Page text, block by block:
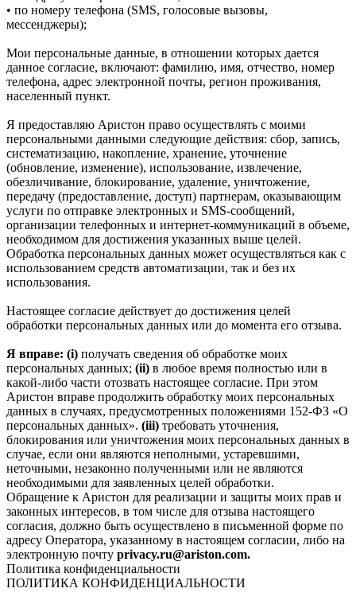
• по номеру телефона (SMS, голосовые вызовы,
мессенджеры);
Мои персональные данные, в отношении которых дается
данное согласие, включают: фамилию, имя, отчество, номер
телефона, адрес электронной почты, регион проживания,
населенный пункт.
Я предоставляю Аристон право осуществлять с моими
персональными данными следующие действия: сбор, запись,
систематизацию, накопление, хранение, уточнение
(обновление, изменение), использование, извлечение,
обезличивание, блокирование, удаление, уничтожение,
передачу (предоставление, доступ) партнерам, оказывающим
услуги по отправке электронных и SMS‑сообщений,
организации телефонных и интернет‑коммуникаций в объеме,
необходимом для достижения указанных выше целей.
Обработка персональных данных может осуществляться как с
использованием средств автоматизации, так и без их
использования.
Настоящее согласие действует до достижения целей
обработки персональных данных или до момента его отзыва.
Я вправе: (i) получать сведения об обработке моих
персональных данных; (ii) в любое время полностью или в
какой-либо части отозвать настоящее согласие. При этом
Аристон вправе продолжить обработку моих персональных
данных в случаях, предусмотренных положениями 152-ФЗ «О
персональных данных». (iii) требовать уточнения,
блокирования или уничтожения моих персональных данных в
случае, если они являются неполными, устаревшими,
неточными, незаконно полученными или не являются
необходимыми для заявленных целей обработки.
Обращение к Аристон для реализации и защиты моих прав и
законных интересов, в том числе для отзыва настоящего
согласия, должно быть осуществлено в письменной форме по
адресу Оператора, указанному в настоящем согласии, либо на
электронную почту privacy.ru@ariston.com.
Политика конфиденциальности
ПОЛИТИКА КОНФИДЕНЦИАЛЬНОСТИ